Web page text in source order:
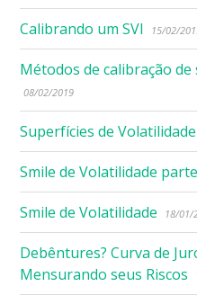
Calibrando um SVI 15/02/
Métodos de calibração
08/02/2019
Superfícies de Volatilidade
Smile de Volatilidade
Smile de Volatilidade 18/01/
Debêntures? Curva de
Mensurando seus Riscos